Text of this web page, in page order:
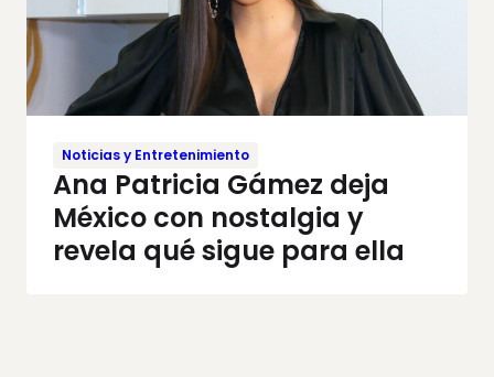
Noticias y Entretenimiento
Ana Patricia Gámez deja
México con nostalgia y
revela qué sigue para ella